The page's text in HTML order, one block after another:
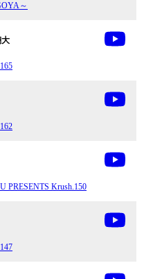
～
大
PRESENTS Krush.150